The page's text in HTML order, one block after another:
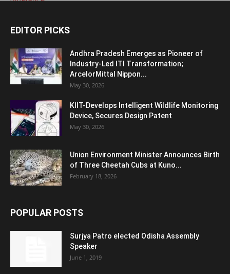
EDITOR PICKS
Andhra Pradesh Emerges as Pioneer of
Industry-Led ITI Transformation;
ArcelorMittal Nippon...
May 30, 2026
KIIT-Develops Intelligent Wildlife Monitoring
Device, Secures Design Patent
May 30, 2026
Union Environment Minister Announces Birth
of Three Cheetah Cubs at Kuno...
February 18, 2026
POPULAR POSTS
Surjya Patro elected Odisha Assembly
Speaker
June 1, 2019